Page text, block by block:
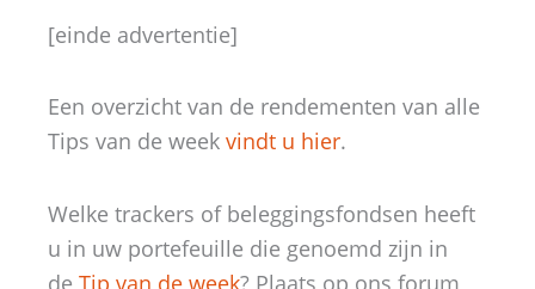
[einde advertentie]
Een overzicht van de rendementen van alle
Tips van de week vindt u hier.
Welke trackers of beleggingsfondsen heeft
u in uw portefeuille die genoemd zijn in
de Tip van de week? Plaats op ons forum